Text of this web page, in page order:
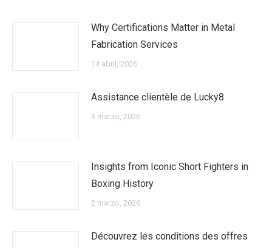
Why Certifications Matter in Metal
Fabrication Services
14 abril, 2026
Assistance clientèle de Lucky8
3 marzo, 2026
Insights from Iconic Short Fighters in
Boxing History
2 marzo, 2026
Découvrez les conditions des offres